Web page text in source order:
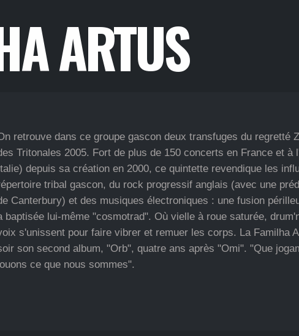
ARTUS
retrouve dans ce groupe gascon deux transfuges du regretté
Tritonales 2005. Fort de plus de 150 concerts en France et à
depuis sa création en 2000, ce quintette revendique les
tribal gascon, du rock progressif anglais (avec une
Canterbury) et des musiques électroniques : une fusion
baptisée lui-même "cosmotrad". Où vielle à roue saturée,
s'unissent pour faire vibrer et remuer les corps. La Familha
son second album, "Orb", quatre ans après "Omi". "Que
ce que nous sommes".